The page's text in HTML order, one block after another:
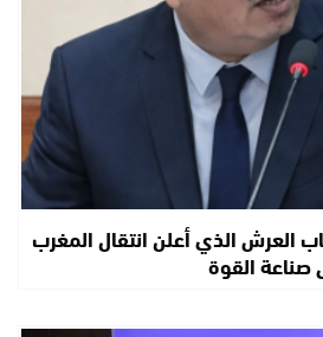
الذي أعلن انتقال المغرب
صناعة القوة